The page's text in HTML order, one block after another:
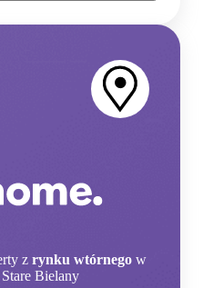
z rynku wtórnego w
Bielany